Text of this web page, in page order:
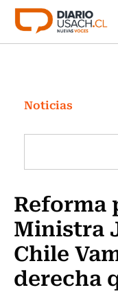
Click acá para ir
Investigación
Cultura
Programas
Noticias
Reforma
Ministra
Chile
derecha